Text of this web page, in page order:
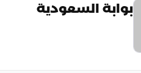
بوابة السعودية